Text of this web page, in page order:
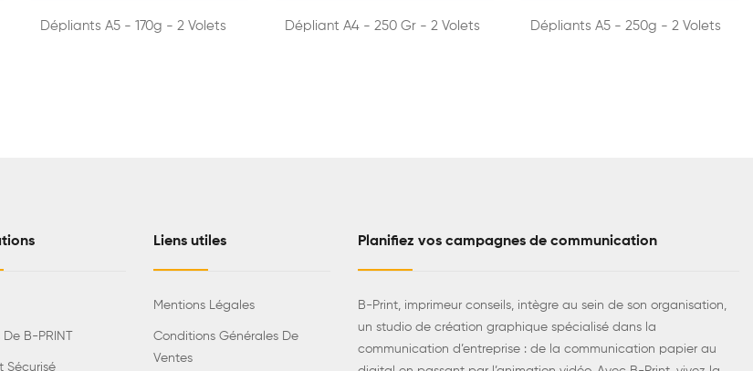
Dépliants A5 - 170g - 2 Volets Dépliant A4 - 250 Gr - 2 Volets Dépliants A5 - 250g - 2 Volets
B-PRINT
Sécurisé
Liens utiles
Mentions Légales
Conditions Générales De
Ventes
Planifiez vos campagnes de communication
B-Print, imprimeur conseils, intègre au sein de son organisation,
un studio de création graphique spécialisé dans la
communication d’entreprise : de la communication papier au